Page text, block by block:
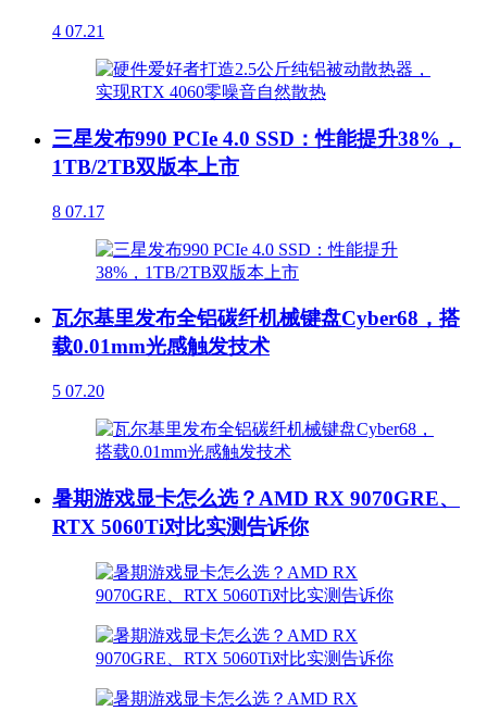
4 07.21
三星发布990 PCIe 4.0 SSD：性能提升38%，
1TB/2TB双版本上市
8 07.17
瓦尔基里发布全铝碳纤机械键盘Cyber68，搭
载0.01mm光感触发技术
5 07.20
暑期游戏显卡怎么选？AMD RX 9070GRE、
RTX 5060Ti对比实测告诉你